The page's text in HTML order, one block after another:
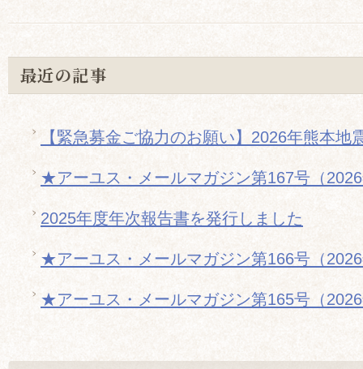
最近の記事
【緊急募金ご協力のお願い】2026年熊本地
★アーユス・メールマガジン第167号（
2025年度年次報告書を発行しました
★アーユス・メールマガジン第166号（
★アーユス・メールマガジン第165号（